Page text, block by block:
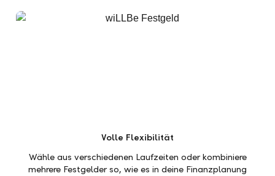
Volle Flexibilität
Wähle aus verschiedenen Laufzeiten oder kombiniere
mehrere Festgelder so, wie es in deine Finanzplanung